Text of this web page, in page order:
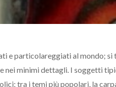
e particolareggiati al mondo; si
nei minimi dettagli. I soggetti
tra i temi più popolari, la